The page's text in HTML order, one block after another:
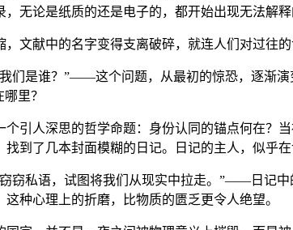
无论是纸质的还是电子的，都开始出现无法解释
，文献中的名字变得支离破碎，就连人们对过往
们是谁？”——这个问题，从最初的惊恐，逐渐
里？
个引人深思的哲学命题：身份认同的锚点何在？
到了几本封面模糊的日记。日记的主人，似乎
私语，试图将我们从现实中拉走。”——日记中
种心理上的折磨，比物质的匮乏更令人绝望。